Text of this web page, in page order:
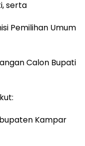
serta
Pemilihan Umum
Calon Bupati
Kampar